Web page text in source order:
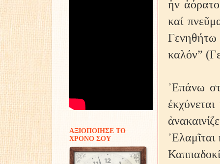
ἦν
καί
καλόν”
᾿Επάνω
ΑΞΙΟΠΟΙΗΣΕ ΤΟ
ΧΡΟΝΟ ΣΟΥ